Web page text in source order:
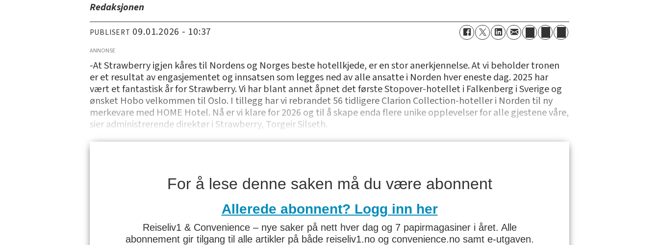
Redaksjonen
PUBLISERT 09.01.2026 - 10:37
ANNONSE
-At Strawberry igjen kåres til Nordens og Norges beste hotellkjede, er en stor anerkjennelse. At vi beholder tronen
er et resultat av engasjementet og innsatsen som legges ned av alle ansatte i Norden hver eneste dag. 2025 har
vært et fantastisk år for Strawberry. Vi har blant annet åpnet det første Stopover-hotellet i Falkenberg i Sverige og
ønsket Hobo velkommen til Oslo. I tillegg har vi rebrandet 56 tidligere Clarion Collection-hoteller i Norden til ny
merkevare med HOME Hotel. Nå er vi klare for 2026 og til å skape enda flere unike opplevelser for alle gjestene våre,
sier administrerende direktør i Strawberry, Torgeir Silseth.
For å lese denne saken må du være abonnent
Allerede abonnent? Logg inn her
Reiseliv1 & Convenience – nye saker på nett hver dag og 7 papirmagasiner i året. Alle
abonnement gir tilgang til alle artikler på både reiseliv1.no og convenience.no samt e-utgaven.